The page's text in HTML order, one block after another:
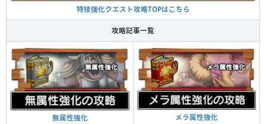
特技強化クエスト攻略TOPはこちら
攻略記事一覧
無属性強化 メラ属性強化